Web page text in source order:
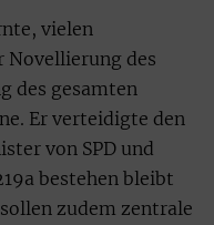
vielen
Novellierung des
des gesamten
Er verteidigte den
von SPD und
bestehen bleibt
zudem zentrale